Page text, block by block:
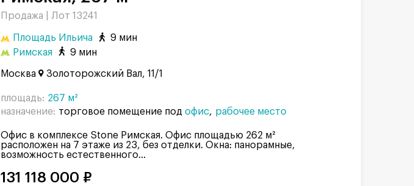
Продажа | Лот 13241
Площадь Ильича
9 мин
Римская
9 мин
Москва Золоторожский Вал, 11/1
площадь: 267 м²
назначение: торговое помещение под офис рабочее место
Офис в комплексе Stone Римская. Офис площадью 262 м²
расположен на 7 этаже из 23, без отделки. Окна: панорамные,
возможность естественного...
131 118 000 ₽